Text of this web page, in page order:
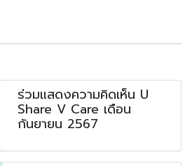
ร่วมแสดงความคิดเห็น U
Share V Care เดือน
กันยายน 2567